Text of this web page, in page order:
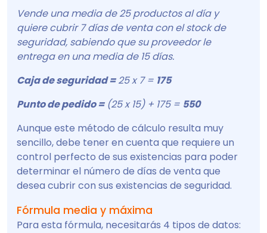
Vende una media de 25 productos al día y
quiere cubrir 7 días de venta con el stock de
seguridad, sabiendo que su proveedor le
entrega en una media de 15 días.
Caja de seguridad =25 x 7 = 175
Punto de pedido =(25 x 15) + 175 = 550
Aunque este método de cálculo resulta muy
sencillo, debe tener en cuenta que requiere un
control perfecto de sus existencias para poder
determinar el número de días de venta que
desea cubrir con sus existencias de seguridad.
Fórmula media y máxima
Para esta fórmula, necesitarás 4 tipos de datos: